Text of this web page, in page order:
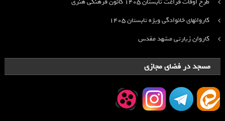
کاروانهای خانوادگی ویژه تابستان ۱۴۰۵
کاروان زیارتی مشهد مقدس
مسجد در فضای مجازی